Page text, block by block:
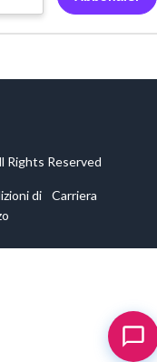
Rights Reserved
di
Carriera